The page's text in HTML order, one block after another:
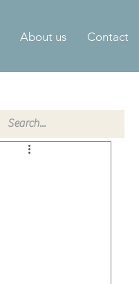
About us Contact